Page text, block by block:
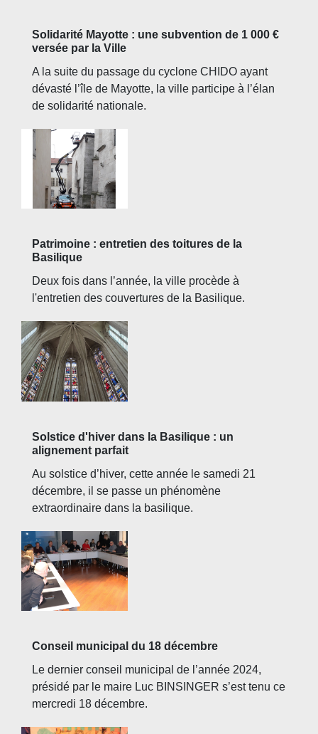
Solidarité Mayotte : une subvention de 1 000 €
versée par la Ville
A la suite du passage du cyclone CHIDO ayant
dévasté l’île de Mayotte, la ville participe à l’élan
de solidarité nationale.
Patrimoine : entretien des toitures de la
Basilique
Deux fois dans l’année, la ville procède à
l'entretien des couvertures de la Basilique.
Solstice d'hiver dans la Basilique : un
alignement parfait
Au solstice d’hiver, cette année le samedi 21
décembre, il se passe un phénomène
extraordinaire dans la basilique.
Conseil municipal du 18 décembre
Le dernier conseil municipal de l’année 2024,
présidé par le maire Luc BINSINGER s’est tenu ce
mercredi 18 décembre.